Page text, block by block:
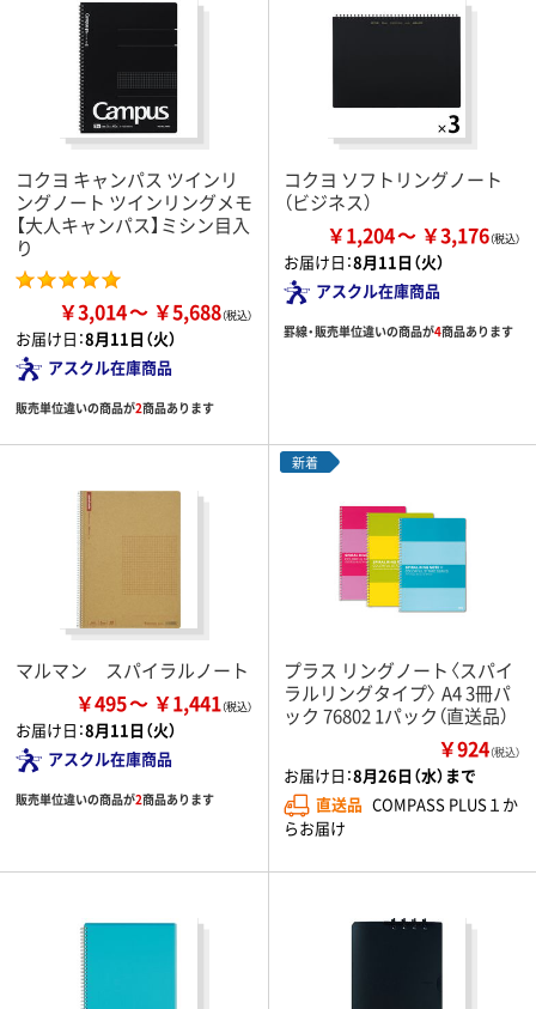
コクヨ キャンパス ツインリ
ングノート ツインリングメモ
【大人キャンパス】ミシン目入
り
￥3,014 ￥5,688
お届け日：8月11日（火）
アスクル在庫商品
販売単位違いの商品が2商品あります
コクヨ ソフトリングノート
（ビジネス）
￥1,204 ￥3,176
お届け日：8月11日（火）
アスクル在庫商品
罫線・販売単位違いの商品が4商品あります
マルマン スパイラルノート
￥495 ￥1,441
お届け日：8月11日（火）
アスクル在庫商品
販売単位違いの商品が2商品あります
新着
プラス リングノート〈スパイ
ラルリングタイプ〉 A4 3冊パ
ック 76802 1パック（直送品）
￥924（税込）
お届け日：8月26日（水）まで
直送品 COMPASS PLUS１か
らお届け